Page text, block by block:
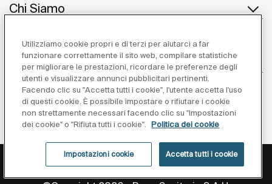
Chi Siamo
Ispirazione
Seguiteci
Privacy Policy Avviso Legale Cookies Policy
Utilizziamo cookie propri e di terzi per aiutarci a far
funzionare correttamente il sito web, compilare statistiche
per migliorare le prestazioni, ricordare le preferenze degli
utenti e visualizzare annunci pubblicitari pertinenti.
Facendo clic su "Accetta tutti i cookie", l'utente accetta l'uso
di questi cookie. È possibile impostare o rifiutare i cookie
non strettamente necessari facendo clic su "Impostazioni
dei cookie" o "Rifiuta tutti i cookie".
Politica dei cookie
Impostazioni cookie Accetta tutti i cookie